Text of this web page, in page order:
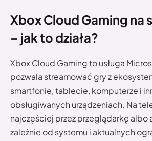
Xbox Cloud Gaming na
– jak to działa?
Xbox Cloud Gaming to usługa
pozwala streamować gry z
smartfonie, tablecie, komputerze i
obsługiwanych urządzeniach. Na
najczęściej przez przeglądarkę albo
zależnie od systemu i aktualnych